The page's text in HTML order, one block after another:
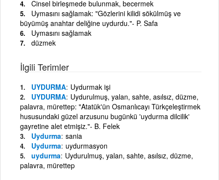
Cinsel birleşmede bulunmak, becermek
Uymasını sağlamak: "Gözlerini kilidi sökülmüş ve
büyümüş anahtar deliğine uydurdu."- P. Safa
Uymasını sağlamak
düzmek
İlgili Terimler
UYDURMA Uydurmak işi
UYDURMA Uydurulmuş, yalan, sahte, asılsız, düzme,
palavra, mürettep: "Atatük'ün Osmanlıcayı Türkçeleştirmek
hususundaki güzel arzusunu bugünkü 'uydurma dilcilik'
gayretine alet etmişiz."- B. Felek
Uydurma sania
Uydurma uydurmasyon
uydurma Uydurulmuş, yalan, sahte, asılsız, düzme,
palavra, mürettep